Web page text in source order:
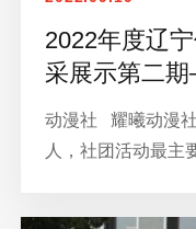
2022年度辽
采展示第二
动漫社 耀曦动漫
人，社团活动最主